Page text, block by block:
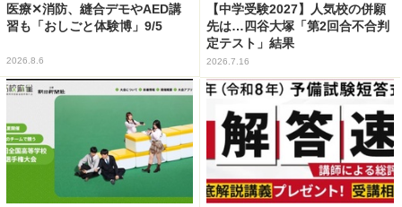
医療✕消防、縫合デモやAED講
習も「おしごと体験博」9/5
2026.8.6
【中学受験2027】人気校の併願
先は…四谷大塚「第2回合不合判
定テスト」結果
2026.7.16